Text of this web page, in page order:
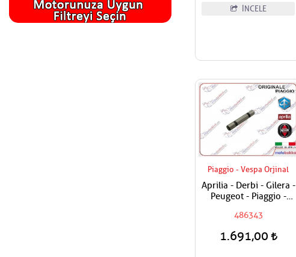
İNCELE
Piaggio - Vespa Orjinal
Aprilia - Derbi - Gilera -
Peugeot - Piaggio -
300 Sübap Horoz Pimi
486343
1.691,00